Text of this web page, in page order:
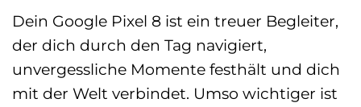
Dein Google Pixel 8 ist ein treuer Begleiter,
der dich durch den Tag navigiert,
unvergessliche Momente festhält und dich
mit der Welt verbindet. Umso wichtiger ist